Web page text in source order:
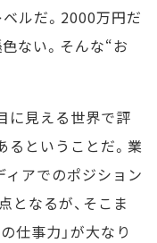
ルだ。2000万円だ
ない。そんな“お
に見える世界で評
るということだ。業
ィアでのポジション
となるが、そこま
仕事力」が大なり